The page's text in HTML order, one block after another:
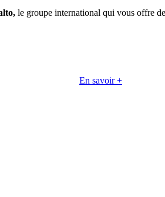
le groupe international qui vous offre
En savoir +